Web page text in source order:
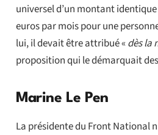
universel d’un montant identique
euros par mois pour une
lui, il devait être attribué «dès la
proposition qui le démarquait
Marine Le Pen
La présidente du Front National